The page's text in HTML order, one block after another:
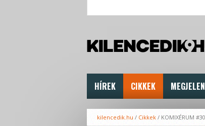
HÍREK CIKKEK
kilencedik.hu / Cikkek / KOMIXÉRUM #30